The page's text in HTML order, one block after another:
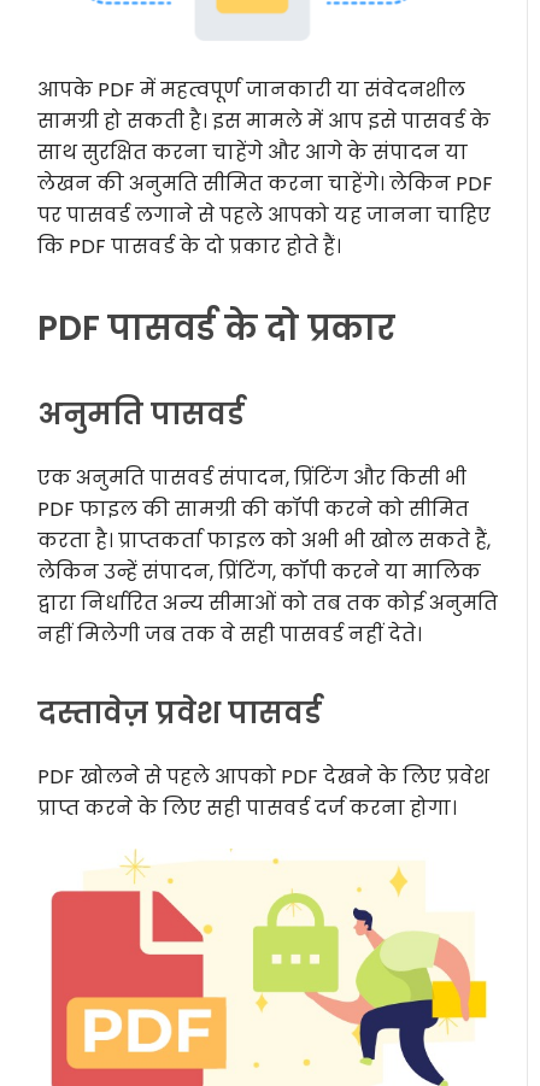
आपके PDF में महत्वपूर्ण जानकारी या संवेदनशील
सामग्री हो सकती है। इस मामले में आप इसे पासवर्ड के
साथ सुरक्षित करना चाहेंगे और आगे के संपादन या
लेखन की अनुमति सीमित करना चाहेंगे। लेकिन PDF
पर पासवर्ड लगाने से पहले आपको यह जानना चाहिए
कि PDF पासवर्ड के दो प्रकार होते हैं।
PDF पासवर्ड के दो प्रकार
अनुमति पासवर्ड
एक अनुमति पासवर्ड संपादन, प्रिंटिंग और किसी भी
PDF फाइल की सामग्री की कॉपी करने को सीमित
करता है। प्राप्तकर्ता फाइल को अभी भी खोल सकते हैं,
लेकिन उन्हें संपादन, प्रिंटिंग, कॉपी करने या मालिक
द्वारा निर्धारित अन्य सीमाओं को तब तक कोई अनुमति
नहीं मिलेगी जब तक वे सही पासवर्ड नहीं देते।
दस्तावेज़ प्रवेश पासवर्ड
PDF खोलने से पहले आपको PDF देखने के लिए प्रवेश
प्राप्त करने के लिए सही पासवर्ड दर्ज करना होगा।